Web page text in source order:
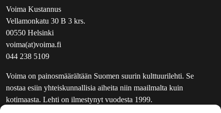
Voima Kustannus
Vellamonkatu 30 B 3 krs.
00550 Helsinki
voima(at)voima.fi
044 238 5109
Voima on painosmäärältään Suomen suurin kulttuurilehti. Se
nostaa esiin yhteiskunnallisia aiheita niin maailmalta kuin
kotimaasta. Lehti on ilmestynyt vuodesta 1999.